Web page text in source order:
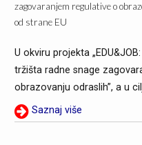
zagovaranjem regulative o
od strane EU
U okviru projekta
tržišta radne snage
obrazovanju odraslih”, a u
Saznaj više